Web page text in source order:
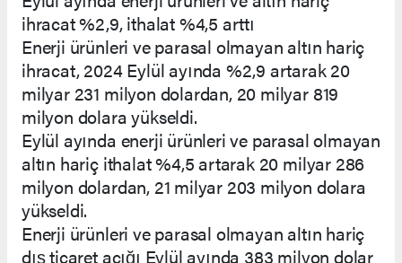
ihracat %2,9, ithalat %4,5 arttı
Enerji ürünleri ve parasal olmayan altın hariç
ihracat, 2024 Eylül ayında %2,9 artarak 20
milyar 231 milyon dolardan, 20 milyar 819
milyon dolara yükseldi.
Eylül ayında enerji ürünleri ve parasal olmayan
altın hariç ithalat %4,5 artarak 20 milyar 286
milyon dolardan, 21 milyar 203 milyon dolara
yükseldi.
Enerji ürünleri ve parasal olmayan altın hariç
dış ticaret açığı Eylül ayında 383 milyon dolar